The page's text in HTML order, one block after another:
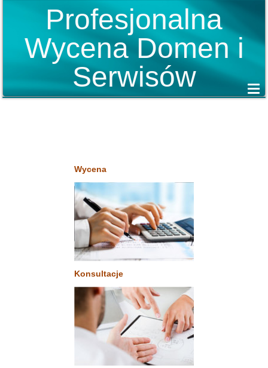
Profesjonalna
Wycena Domen i
Serwisów
Wycena
Konsultacje